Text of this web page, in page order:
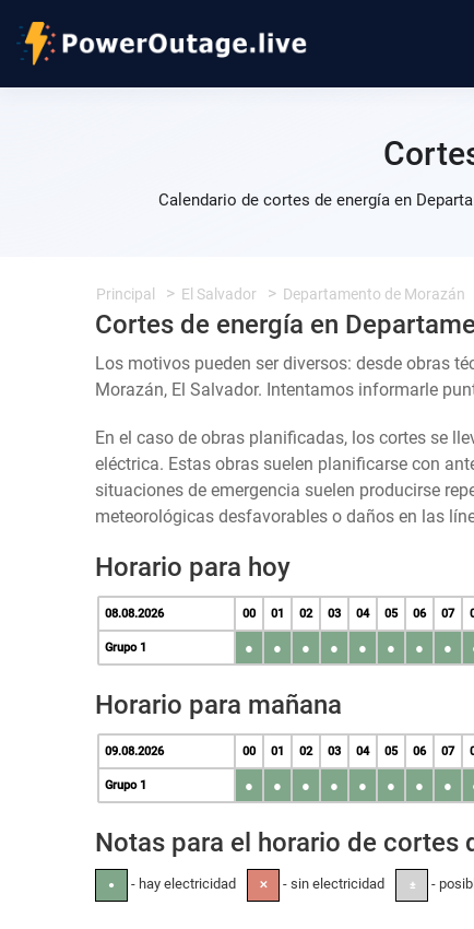
Calendario de cortes de energía en
Principal El Salvador Departamento de Morazán
Cortes de energía en
Los motivos pueden ser diversos: desde obras
Morazán, El Salvador. Intentamos informarle
En el caso de obras planificadas, los cortes se
eléctrica. Estas obras suelen planificarse con
situaciones de emergencia suelen producirse
meteorológicas desfavorables o daños en las
Horario para hoy
08.08.2026 00 01 02 03 04 05 06 07
Grupo 1 ● ● ● ● ● ● ● ●
Horario para mañana
09.08.2026 00 01 02 03 04 05 06 07
Grupo 1 ● ● ● ● ● ● ● ●
Notas para el horario de cortes
● - hay electricidad ✕ - sin electricidad ± -